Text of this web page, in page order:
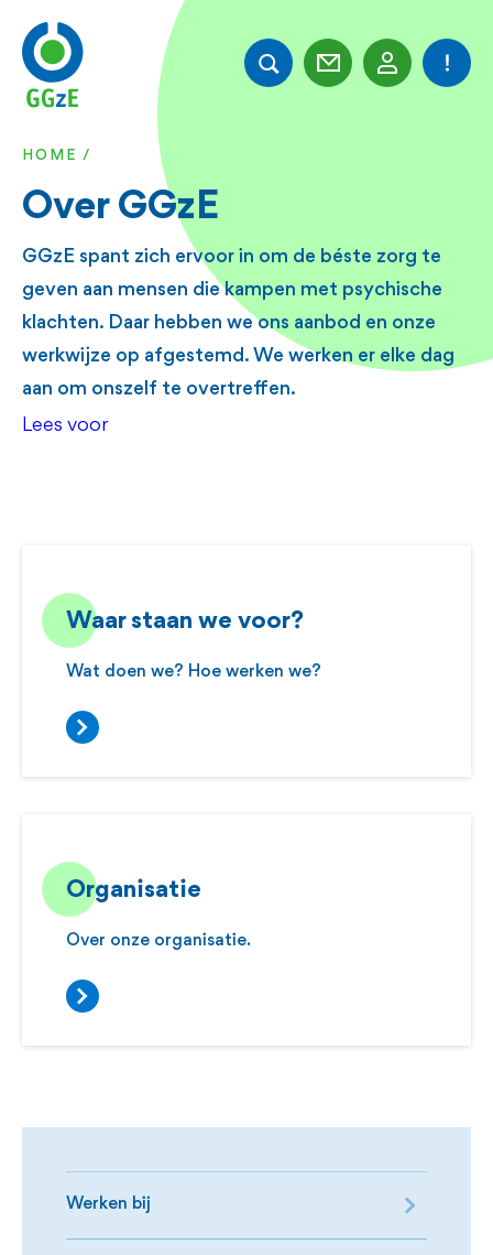
Overslaan
naar
gaan
KRUIMELPAD
HOME
Over GGzE
GGzE spant zich ervoor in om de béste zorg te
geven aan mensen die kampen met psychische
klachten. Daar hebben we ons aanbod en onze
werkwijze op afgestemd. We werken er elke dag
aan om onszelf te overtreffen.
Lees voor
Waar staan we voor?
Wat doen we? Hoe werken we?
Organisatie
Over onze organisatie.
Werken bij